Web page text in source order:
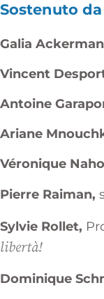
Sostenuto da
Galia Ackerman
Vincent
Antoine
Ariane
Véronique
Pierre Raiman,
Sylvie Rollet,
libertà!
Dominique